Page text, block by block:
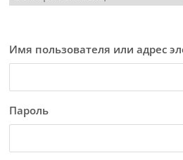
Имя пользователя или адрес
Пароль